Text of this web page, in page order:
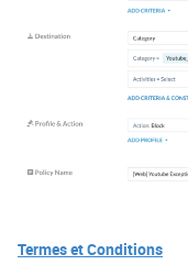
Termes et Conditions